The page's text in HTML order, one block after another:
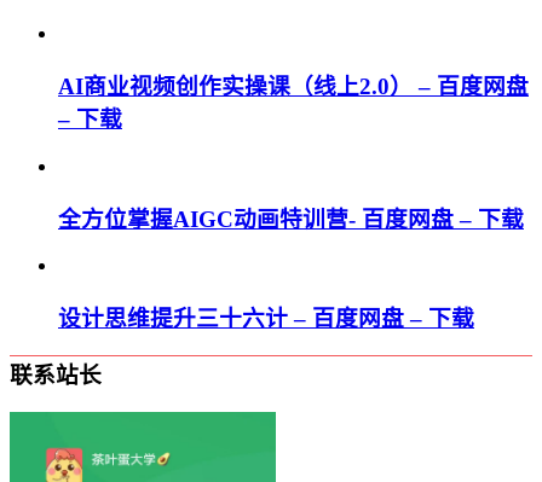
AI商业视频创作实操课（线上2.0） – 百度网盘
– 下载
全方位掌握AIGC动画特训营- 百度网盘 – 下载
设计思维提升三十六计 – 百度网盘 – 下载
联系站长